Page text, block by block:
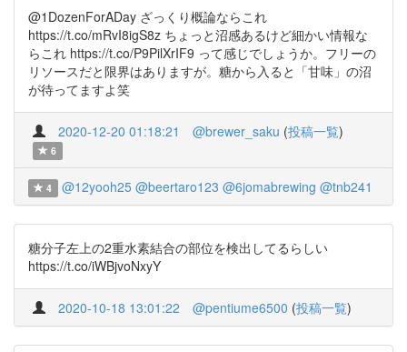
@1DozenForADay ざっくり概論ならこれ
https://t.co/mRvI8igS8z ちょっと沼感あるけど細かい情報な
らこれ https://t.co/P9PilXrIF9 って感じでしょうか。フリーの
リソースだと限界はありますが。糖から入ると「甘味」の沼
が待ってますよ笑
2020-12-20 01:18:21 @brewer_saku (投稿一覧)
6
4 @12yooh25 @beertaro123 @6jomabrewing @tnb241
糖分子左上の2重水素結合の部位を検出してるらしい
https://t.co/iWBjvoNxyY
2020-10-18 13:01:22 @pentiume6500 (投稿一覧)